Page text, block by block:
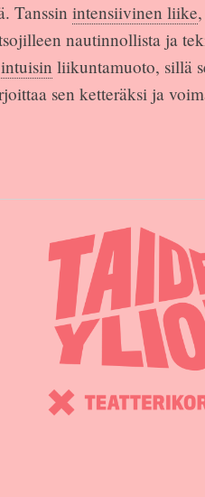
Tanssin intensiivinen liike,
nautinnollista ja
liikuntamuoto, sillä
sen ketteräksi ja